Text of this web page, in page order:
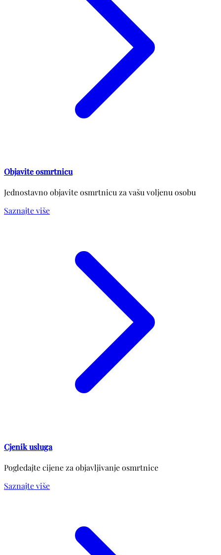
Objavite osmrtnicu
Jednostavno objavite osmrtnicu za vašu voljenu osobu
Saznajte više
Cjenik usluga
Pogledajte cijene za objavljivanje osmrtnice
Saznajte više